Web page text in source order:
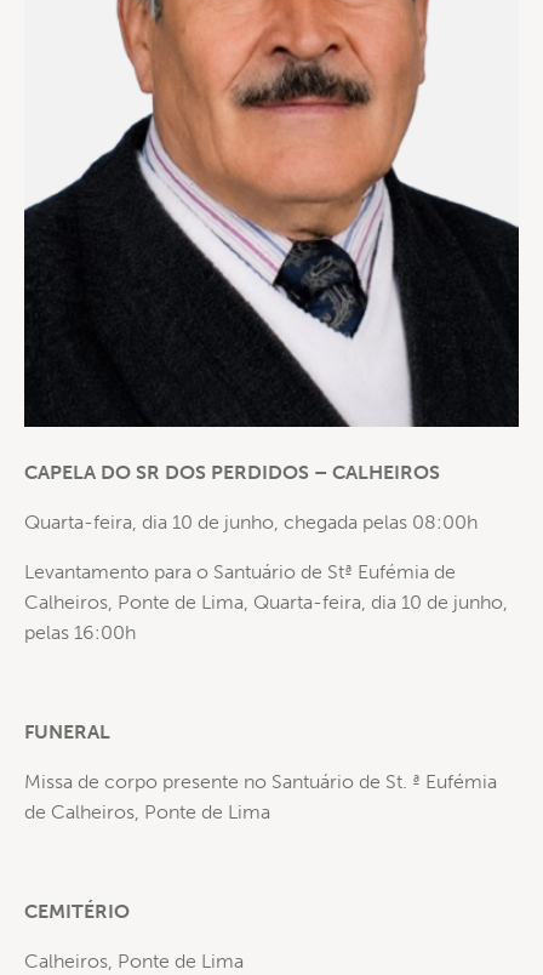
CAPELA DO SR DOS PERDIDOS – CALHEIROS
Quarta-feira, dia 10 de junho, chegada pelas 08:00h
Levantamento para o Santuário de Stª Eufémia de
Calheiros, Ponte de Lima, Quarta-feira, dia 10 de junho,
pelas 16:00h
FUNERAL
Missa de corpo presente no Santuário de St. ª Eufémia
de Calheiros, Ponte de Lima
CEMITÉRIO
Calheiros, Ponte de Lima